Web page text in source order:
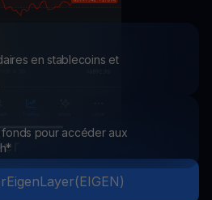
en stablecoins et
fonds pour accéder aux
EigenLayer(EIGEN)